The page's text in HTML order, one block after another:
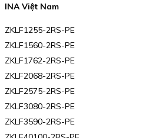
INA Việt Nam
ZKLF1255-2RS-PE
ZKLF1560-2RS-PE
ZKLF1762-2RS-PE
ZKLF2068-2RS-PE
ZKLF2575-2RS-PE
ZKLF3080-2RS-PE
ZKLF3590-2RS-PE